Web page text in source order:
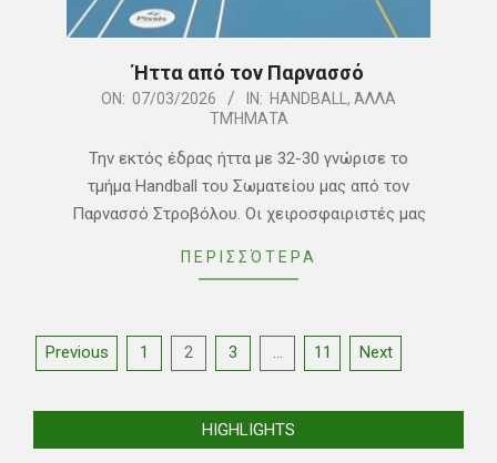
Ήττα από τον Παρνασσό
2026-ON: 07/03/2026 IN: HANDBALL , ΆΛΛΑ
ΤΜΉΜΑΤΑ
Την εκτός έδρας ήττα με 32-30 γνώρισε το
τμήμα Handball του Σωματείου μας από τον
Παρνασσό Στροβόλου. Οι χειροσφαιριστές μας
ΠΕΡΙΣΣΌΤΕΡΑ
Posts
Previous 1 2 3 … 11 Next
HIGHLIGHTS